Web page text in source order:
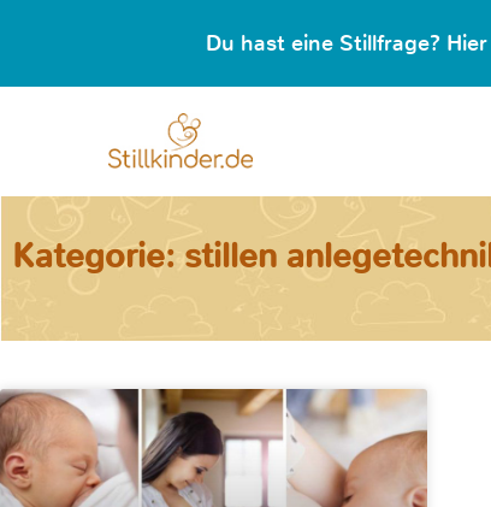
Du hast eine Stillfrage?
Kategorie: stillen